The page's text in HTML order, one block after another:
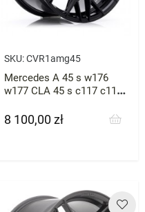
SKU:CVR1amg45
Mercedes A 45 s w176
w177 CLA 45 s c117 c118
20"
Cena
8 100,00 zł